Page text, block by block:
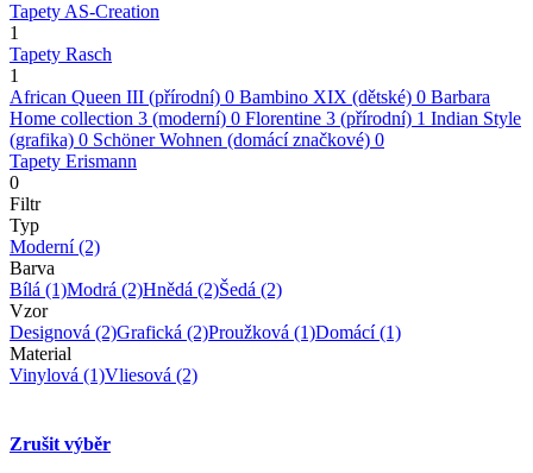
Tapety AS-Creation
1
Tapety Rasch
1
African Queen III (přírodní) 0 Bambino XIX (dětské) 0 Barbara
Home collection 3 (moderní) 0 Florentine 3 (přírodní) 1 Indian Style
(grafika) 0 Schöner Wohnen (domácí značkové) 0
Tapety Erismann
0
Filtr
Typ
Moderní(2)
Barva
Bílá (1)Modrá (2)Hnědá (2)Šedá (2)
Vzor
Designová (2)Grafická (2)Proužková (1)Domácí(1)
Material
Vinylová (1)Vliesová (2)
Zrušit výběr